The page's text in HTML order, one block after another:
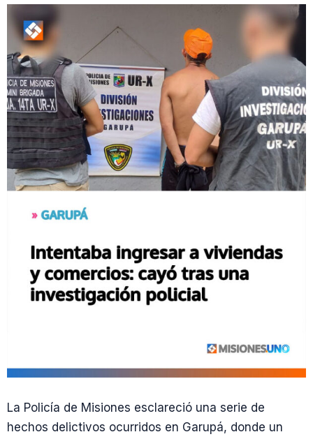
La Policía de Misiones esclareció una serie de
hechos delictivos ocurridos en Garupá, donde un